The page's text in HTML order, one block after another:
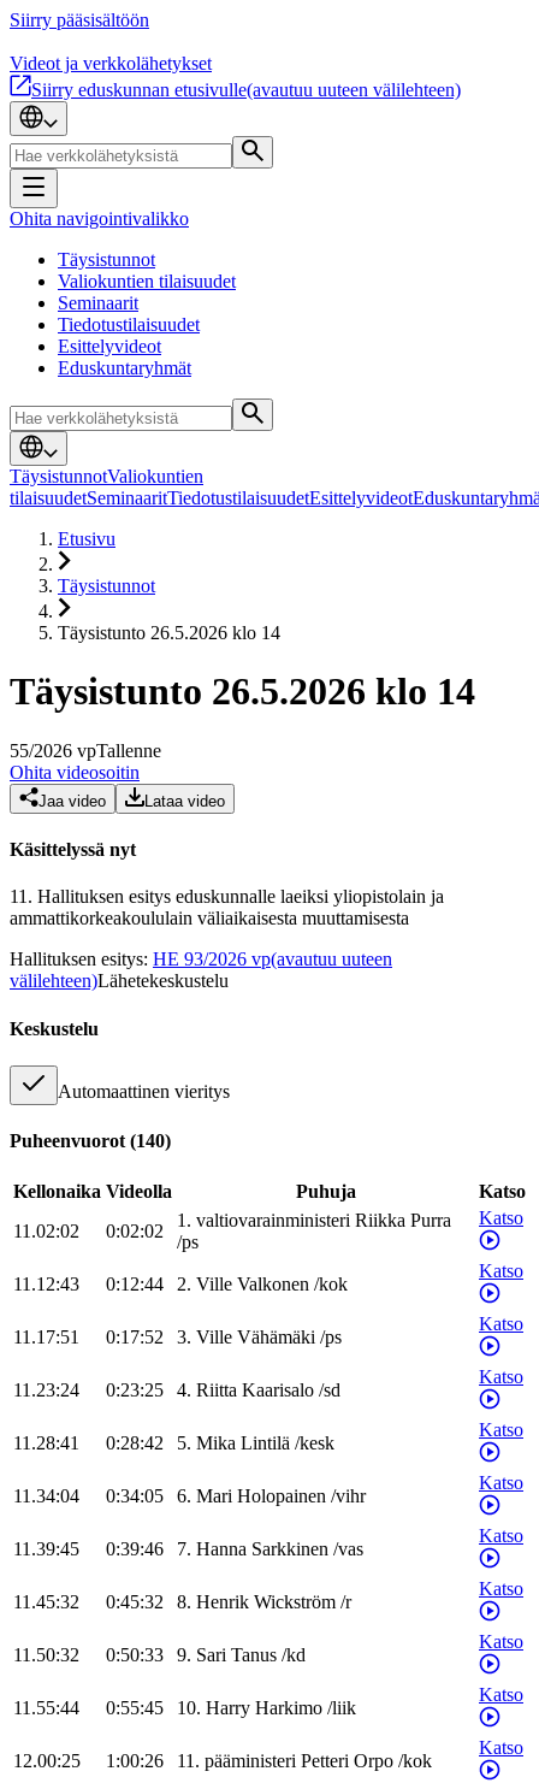
Siirry pääsisältöön
Videot ja verkkolähetykset
Siirry eduskunnan etusivulle(avautuu uuteen välilehteen)
Ohita navigointivalikko
Täysistunnot
Valiokuntien tilaisuudet
Seminaarit
Tiedotustilaisuudet
Esittelyvideot
Eduskuntaryhmät
TäysistunnotValiokuntien
tilaisuudetSeminaaritTiedotustilaisuudetEsittelyvideot
Etusivu
Täysistunnot
Täysistunto 26.5.2026 klo 14
Täysistunto 26.5.2026 klo 14
55/2026 vpTallenne
Ohita videosoitin
Jaa video Lataa video
Käsittelyssä nyt
11. Hallituksen esitys eduskunnalle laeiksi yliopistolain ja
ammattikorkeakoululain väliaikaisesta muuttamisesta
Hallituksen esitys: HE 93/2026 vp(avautuu uuteen
välilehteen)Lähetekeskustelu
Keskustelu
Automaattinen vieritys
Puheenvuorot (140)
Kellonaika Videolla Puhuja
Katso
11.02:02
0:02:02
1. valtiovarainministeri Riikka Purra
/ps
Katso
11.12:43 0:12:44 2. Ville Valkonen /kok
Katso
11.17:51 0:17:52 3. Ville Vähämäki /ps
Katso
11.23:24 0:23:25 4. Riitta Kaarisalo /sd
Katso
11.28:41 0:28:42 5. Mika Lintilä /kesk
Katso
11.34:04 0:34:05 6. Mari Holopainen /vihr
Katso
11.39:45 0:39:46 7. Hanna Sarkkinen /vas
Katso
11.45:32 0:45:32 8. Henrik Wickström /r
Katso
11.50:32 0:50:33 9. Sari Tanus /kd
Katso
11.55:44 0:55:45 10. Harry Harkimo /liik
Katso
12.00:25 1:00:26 11. pääministeri Petteri Orpo /kok
Katso